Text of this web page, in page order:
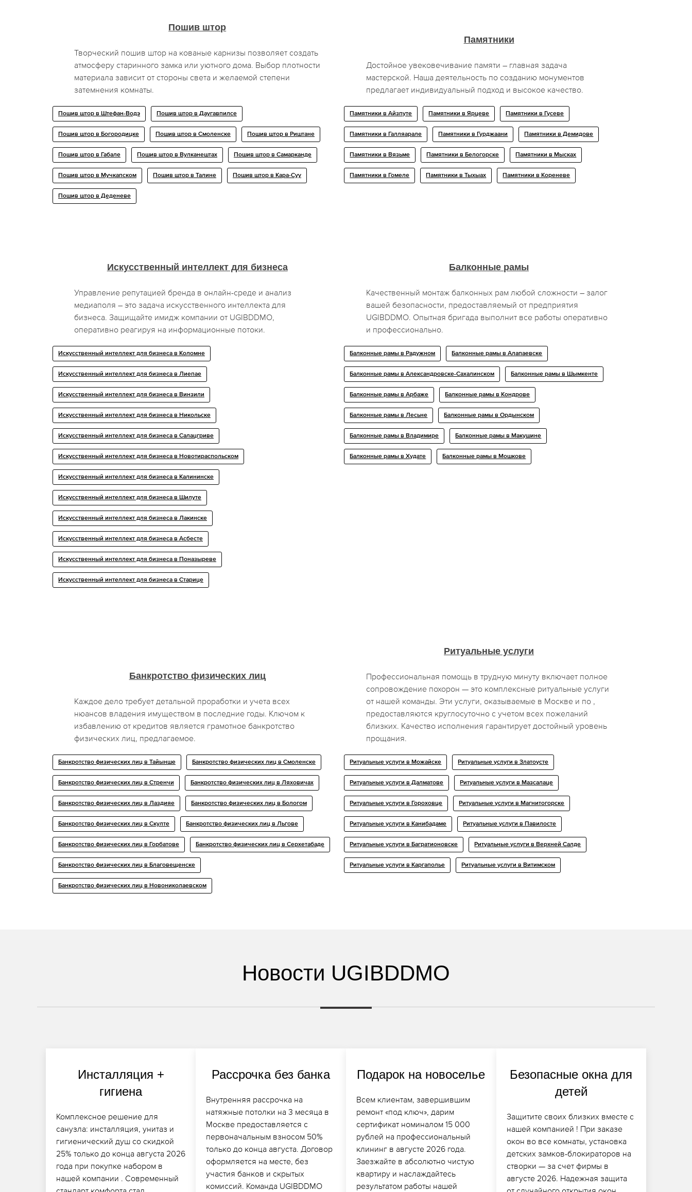
Пошив штор
Творческий пошив штор на кованые карнизы позволяет создать
атмосферу старинного замка или уютного дома. Выбор плотности
материала зависит от стороны света и желаемой степени
затемнения комнаты.
Пошив штор в Штефан-Водэ Пошив штор в Даугавпилсе
Пошив штор в Богородицке Пошив штор в Смоленске Пошив штор в Риштане
Пошив штор в Габале Пошив штор в Вулканештах Пошив штор в Самарканде
Пошив штор в Мучкапском Пошив штор в Талине Пошив штор в Кара-Суу
Пошив штор в Деденеве
Памятники
Достойное увековечивание памяти – главная задача
мастерской. Наша деятельность по созданию монументов
предлагает индивидуальный подход и высокое качество.
Памятники в Айзпуте Памятники в Ярцеве Памятники в Гусеве
Памятники в Галляарале Памятники в Гурджаани Памятники в Демидове
Памятники в Вязьме Памятники в Белогорске Памятники в Мысках
Памятники в Гомеле Памятники в Тыхыах Памятники в Кореневе
Искусственный интеллект для бизнеса
Управление репутацией бренда в онлайн-среде и анализ
медиаполя – это задача искусственного интеллекта для
бизнеса. Защищайте имидж компании от UGIBDDMO,
оперативно реагируя на информационные потоки.
Искусственный интеллект для бизнеса в Коломне
Искусственный интеллект для бизнеса в Лиепае
Искусственный интеллект для бизнеса в Винзили
Искусственный интеллект для бизнеса в Никольске
Искусственный интеллект для бизнеса в Салацгриве
Искусственный интеллект для бизнеса в Новотираспольском
Искусственный интеллект для бизнеса в Калининске
Искусственный интеллект для бизнеса в Шилуте
Искусственный интеллект для бизнеса в Лакинске
Искусственный интеллект для бизнеса в Асбесте
Искусственный интеллект для бизнеса в Поназыреве
Искусственный интеллект для бизнеса в Старице
Балконные рамы
Качественный монтаж балконных рам любой сложности – залог
вашей безопасности, предоставляемый от предприятия
UGIBDDMO. Опытная бригада выполнит все работы оперативно
и профессионально.
Балконные рамы в Радужном Балконные рамы в Алапаевске
Балконные рамы в Александровске-Сахалинском Балконные рамы в Шымкенте
Балконные рамы в Арбаже Балконные рамы в Кондрове
Балконные рамы в Лесьне Балконные рамы в Ордынском
Балконные рамы в Владимире Балконные рамы в Макушине
Балконные рамы в Худате Балконные рамы в Мошкове
Банкротство физических лиц
Каждое дело требует детальной проработки и учета всех
нюансов владения имуществом в последние годы. Ключом к
избавлению от кредитов является грамотное банкротство
физических лиц, предлагаемое.
Банкротство физических лиц в Тайынше Банкротство физических лиц в Смоленске
Банкротство физических лиц в Стренчи Банкротство физических лиц в Ляховичах
Банкротство физических лиц в Лаздияе Банкротство физических лиц в Бологом
Банкротство физических лиц в Скулте Банкротство физических лиц в Льгове
Банкротство физических лиц в Горбатове Банкротство физических лиц в Серхетабаде
Банкротство физических лиц в Благовещенске
Банкротство физических лиц в Новониколаевском
Ритуальные услуги
Профессиональная помощь в трудную минуту включает полное
сопровождение похорон — это комплексные ритуальные услуги
от нашей команды. Эти услуги, оказываемые в Москве и по ,
предоставляются круглосуточно с учетом всех пожеланий
близких. Качество исполнения гарантирует достойный уровень
прощания.
Ритуальные услуги в Можайске Ритуальные услуги в Златоусте
Ритуальные услуги в Далматове Ритуальные услуги в Мазсалаце
Ритуальные услуги в Гороховце Ритуальные услуги в Магнитогорске
Ритуальные услуги в Канибадаме Ритуальные услуги в Павилосте
Ритуальные услуги в Багратионовске Ритуальные услуги в Верхней Салде
Ритуальные услуги в Каргаполье Ритуальные услуги в Витимском
Новости UGIBDDMO
Инсталляция +
гигиена
Комплексное решение для
санузла: инсталляция, унитаз и
гигиенический душ со скидкой
25% только до конца августа 2026
года при покупке набором в
нашей компании . Современный
Рассрочка без банка
Внутренняя рассрочка на
натяжные потолки на 3 месяца в
Москве предоставляется с
первоначальным взносом 50%
только до конца августа. Договор
оформляется на месте, без
участия банков и скрытых
комиссий. Команда UGIBDDMO
Подарок на новоселье
Всем клиентам, завершившим
ремонт «под ключ», дарим
сертификат номиналом 15 000
рублей на профессиональный
клининг в августе 2026 года.
Заезжайте в абсолютно чистую
квартиру и наслаждайтесь
результатом работы нашей
Безопасные окна для
детей
Защитите своих близких вместе с
нашей компанией ! При заказе
окон во все комнаты, установка
детских замков-блокираторов на
створки — за счет фирмы в
августе 2026. Надежная защита